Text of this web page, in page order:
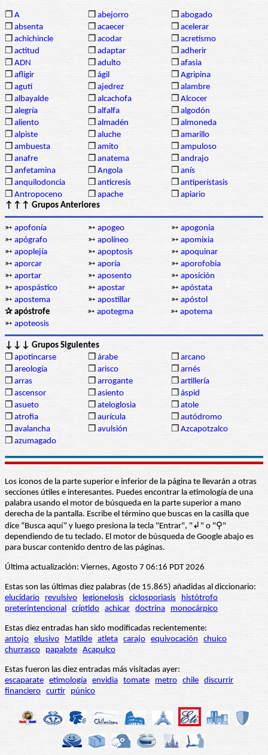
❒ A ❒ abejorro ❒ abogado
❒ absenta ❒ acaecer ❒ acelerar
❒ achichincle ❒ acodar ❒ acretismo
❒ actitud ❒ adaptar ❒ adherir
❒ ADN ❒ adulto ❒ afasia
❒ afligir ❒ ágil ❒ Agripina
❒ agutí ❒ ajedrez ❒ alambre
❒ albayalde ❒ alcachofa ❒ Alcocer
❒ alegría ❒ alfalfa ❒ algodón
❒ aliento ❒ almadén ❒ almoneda
❒ alpiste ❒ aluche ❒ amarillo
❒ ambuesta ❒ amito ❒ ampuloso
❒ anafre ❒ anatema ❒ andrajo
❒ anfetamina ❒ Angola ❒ anís
❒ anquilodoncia ❒ anticresis ❒ antiperístasis
❒ Antropoceno ❒ apache ❒ apiario
↑↑↑ Grupos Anteriores
➳ apofonía ➳ apogeo ➳ apogonia
➳ apógrafo ➳ apolíneo ➳ apomixia
➳ apoplejía ➳ apoptosis ➳ apoquinar
➳ aporcar ➳ aporía ➳ aporofobia
➳ aportar ➳ aposento ➳ aposición
➳ apospástico ➳ apostar ➳ apóstata
➳ apostema ➳ apostillar ➳ apóstol
✰ apóstrofe
➳ apotegma ➳ apotema
➳ apoteosis
↓↓↓ Grupos Siguientes
❒ apotincarse ❒ árabe ❒ arcano
❒ areología ❒ arisco ❒ arnés
❒ arras ❒ arrogante ❒ artillería
❒ ascensor ❒ asiento ❒ áspid
❒ asueto ❒ ateloglosia ❒ atole
❒ atrofia ❒ aurícula ❒ autódromo
❒ avalancha ❒ avulsión ❒ Azcapotzalco
❒ azumagado
Los iconos de la parte superior e inferior de la página te llevarán a otras
secciones útiles e interesantes. Puedes encontrar la etimología de una
palabra usando el motor de búsqueda en la parte superior a mano
derecha de la pantalla. Escribe el término que buscas en la casilla que
dice “Busca aquí” y luego presiona la tecla "Entrar", "↲" o "⚲"
dependiendo de tu teclado. El motor de búsqueda de Google abajo es
para buscar contenido dentro de las páginas.
Última actualización: Viernes, Agosto 7 06:16 PDT 2026
Estas son las últimas diez palabras (de 15.865) añadidas al diccionario:
elucidario
revulsivo legionelosis ciclosporiasis
histótrofo
preterintencional críptido achicar doctrina monocárpico
Estas diez entradas han sido modificadas recientemente:
antojo elusivo Matilde atleta carajo equivocación
chuico
churrasco
papalote Acapulco
Estas fueron las diez entradas más visitadas ayer:
escaparate etimología envidia tomate metro chile discurrir
financiero curtir púnico